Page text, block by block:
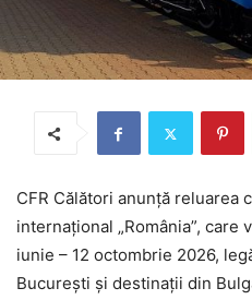
CFR Călători anunță reluarea
internațional „România”, care
iunie – 12 octombrie 2026,
București și destinații din